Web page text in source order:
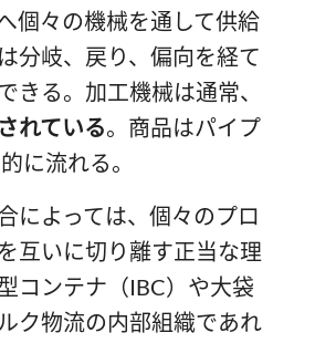
個々の機械を通して供給
分岐、戻り、偏向を経て
きる。加工機械は通常、
れている。商品はパイプ
的に流れる。
によっては、個々のプロ
互いに切り離す正当な理
コンテナ（IBC）や大袋
ク物流の内部組織であれ